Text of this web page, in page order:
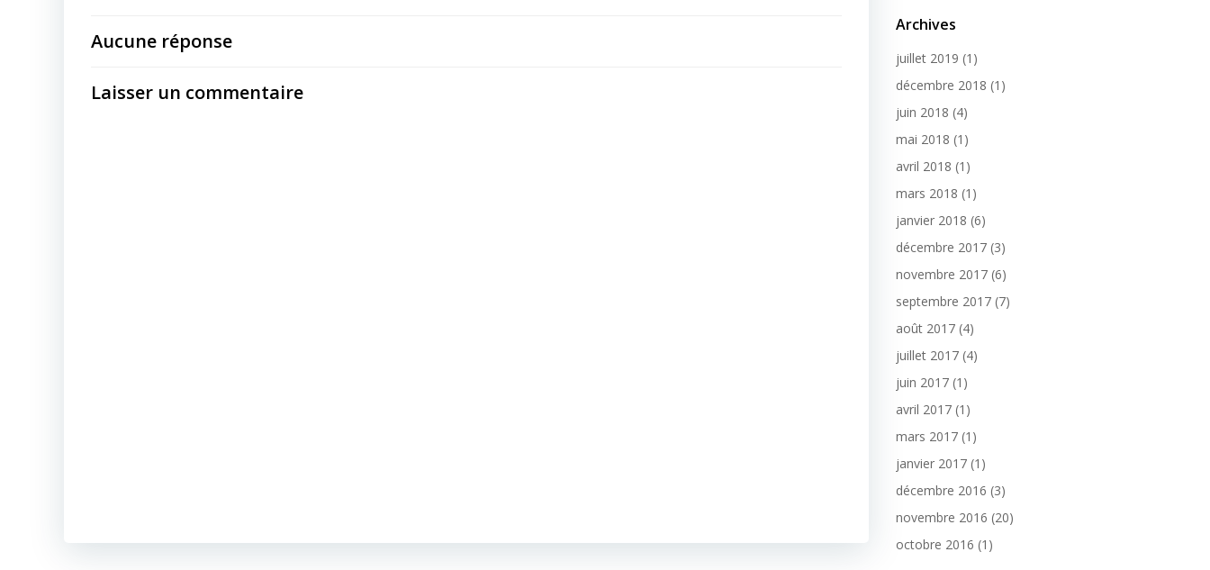
Aucune réponse
Laisser un commentaire
Archives
juillet 2019 (1)
décembre 2018 (1)
juin 2018 (4)
mai 2018 (1)
avril 2018 (1)
mars 2018 (1)
janvier 2018 (6)
décembre 2017 (3)
novembre 2017 (6)
septembre 2017 (7)
août 2017 (4)
juillet 2017 (4)
juin 2017 (1)
avril 2017 (1)
mars 2017 (1)
janvier 2017 (1)
décembre 2016 (3)
novembre 2016 (20)
octobre 2016 (1)